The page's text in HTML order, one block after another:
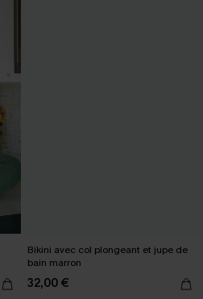
Bikini avec col plongeant et jupe de
bain marron
32,00 €